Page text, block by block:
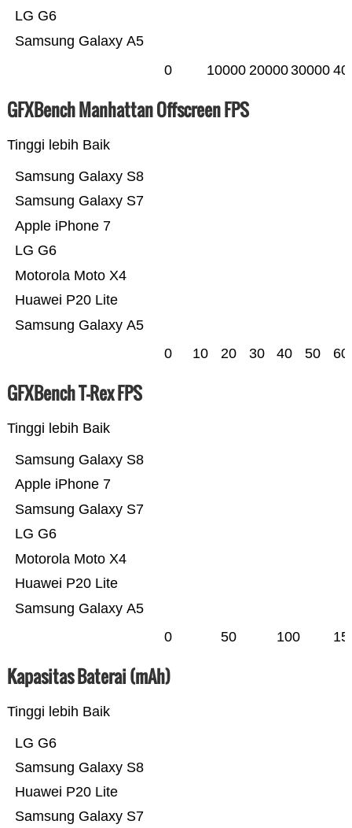
Samsung Galaxy A5
LG G6
0 10000 2000030000
GFXBench Manhattan Offscreen FPS
Tinggi lebih Baik
Samsung Galaxy A5
Huawei P20 Lite
Motorola Moto X4
LG G6
Apple iPhone 7
Samsung Galaxy S7
Samsung Galaxy S8
0 10 20 30 40 50 60
GFXBench T-Rex FPS
Tinggi lebih Baik
Samsung Galaxy A5
Huawei P20 Lite
Motorola Moto X4
LG G6
Samsung Galaxy S7
Apple iPhone 7
Samsung Galaxy S8
0 50 100
Kapasitas Baterai (mAh)
Tinggi lebih Baik
Samsung Galaxy S7
Huawei P20 Lite
Samsung Galaxy S8
LG G6